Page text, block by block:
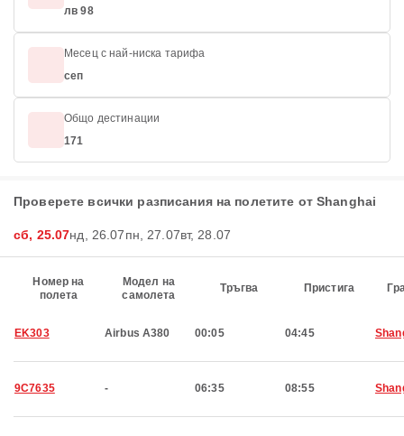
лв 98
Месец с най-ниска тарифа
сеп
Общо дестинации
171
Проверете всички разписания на полетите от Shanghai
сб, 25.07нд, 26.07пн, 27.07вт, 28.07
Номер на
полета
Модел на
самолета
Тръгва Пристига
EK303 Airbus A380 00:05 04:45
9C7635 - 06:35 08:55